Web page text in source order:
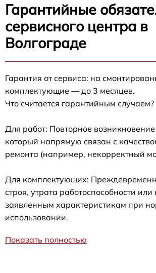
Гарантийные
сервисного центра в
Волгограде
Гарантия от сервиса: на
комплектующие — до 3 месяцев.
Что считается гарантийным случаем?
Для работ: Повторное
который напрямую связан с
ремонта (например, некорректный
Для комплектующих:
строя, утрата работоспособности или
заявленным характеристикам при
использовании.
Показать полностью